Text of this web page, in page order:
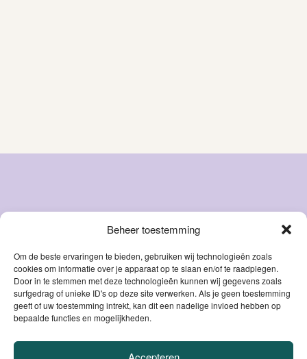
Beheer toestemming
Om de beste ervaringen te bieden, gebruiken wij technologieën zoals
cookies om informatie over je apparaat op te slaan en/of te raadplegen.
Door in te stemmen met deze technologieën kunnen wij gegevens zoals
surfgedrag of unieke ID's op deze site verwerken. Als je geen toestemming
geeft of uw toestemming intrekt, kan dit een nadelige invloed hebben op
bepaalde functies en mogelijkheden.
Snacks
Droog
voer
Accessoires
Over ons
Blog
Contact
Mijn account